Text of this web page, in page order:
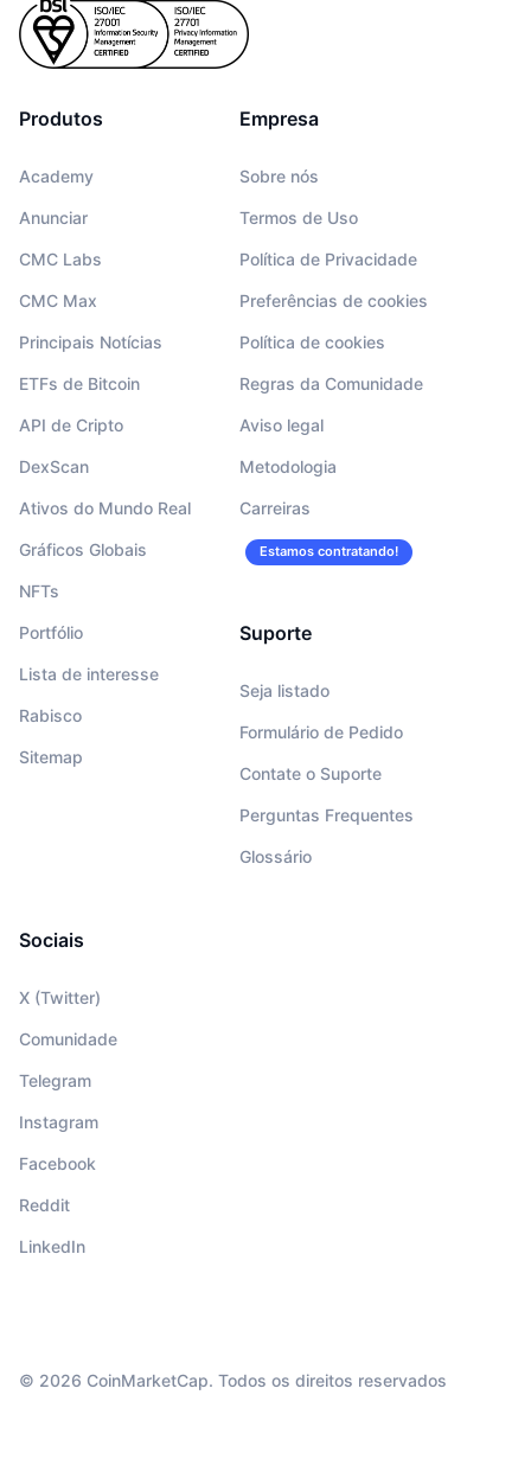
Produtos
Academy
Anunciar
CMC Labs
CMC Max
Principais Notícias
ETFs de Bitcoin
API de Cripto
DexScan
Ativos do Mundo Real
Gráficos Globais
NFTs
Portfólio
Lista de interesse
Rabisco
Sitemap
Empresa
Sobre nós
Termos de Uso
Política de Privacidade
Preferências de cookies
Política de cookies
Regras da Comunidade
Aviso legal
Metodologia
Carreiras
Estamos contratando!
Suporte
Seja listado
Formulário de Pedido
Contate o Suporte
Perguntas Frequentes
Glossário
Sociais
X (Twitter)
Comunidade
Telegram
Instagram
Facebook
Reddit
LinkedIn
© 2026 CoinMarketCap. Todos os direitos reservados